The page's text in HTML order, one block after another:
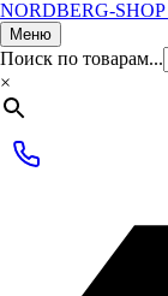
NORDBERG-SHOP
Меню
Поиск по товарам...
×